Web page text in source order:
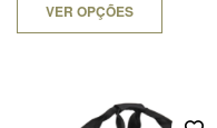
VER OPÇÕES